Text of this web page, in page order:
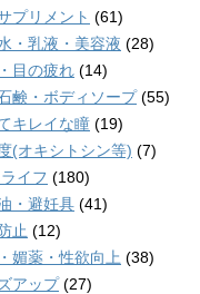
プリメント (61)
・乳液・美容液 (28)
目の疲れ (14)
鹸・ボディソープ(55)
キレイな瞳 (19)
(オキシトシン等) (7)
イフ (180)
・避妊具 (41)
止 (12)
媚薬・性欲向上 (38)
アップ(27)